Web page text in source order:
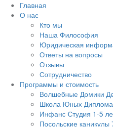
Главная
О нас
Кто мы
Наша Философия
Юридическая
Ответы на вопросы
Отзывы
Сотрудничество
Программы и стоимость
Волшебные Домики
Школа Юных
Инфанс Студия 1-5
Посольские каникулы